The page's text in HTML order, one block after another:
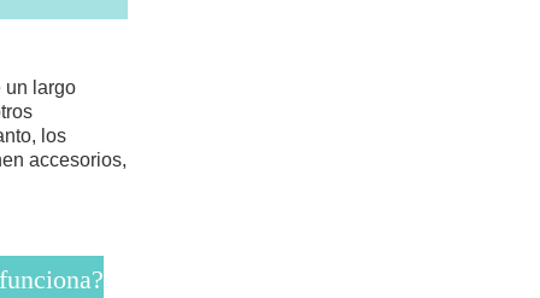
un largo
los
accesorios,